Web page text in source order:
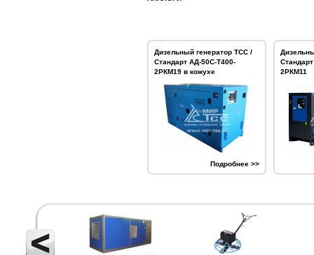
Дизельный генератор ТСС /
Стандарт АД-50С-Т400-
2РКМ19 в кожухе
Подробнее >>
2РКМ11